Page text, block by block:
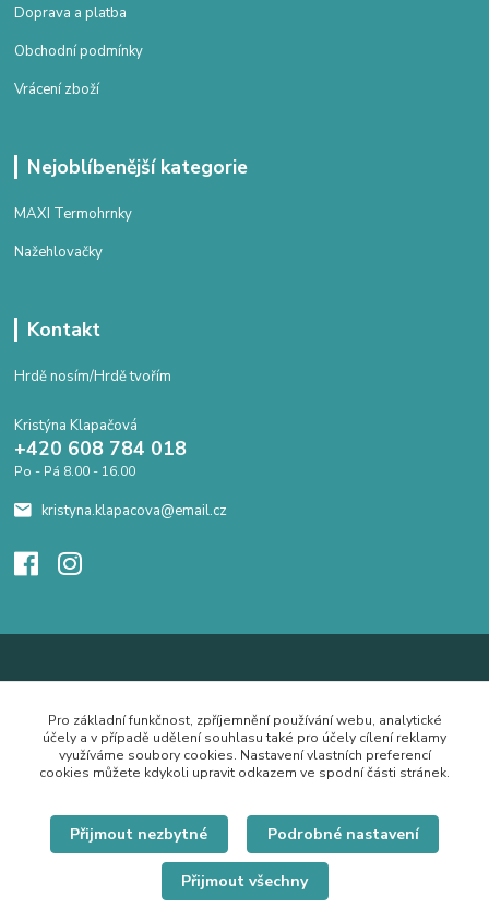
Doprava a platba
Obchodní podmínky
Vrácení zboží
Nejoblíbenější kategorie
MAXI Termohrnky
Nažehlovačky
Kontakt
Hrdě nosím/Hrdě tvořím
Kristýna Klapačová
+420 608 784 018
Po - Pá 8.00 - 16.00
kristyna.klapacova@email.cz
Pro základní funkčnost, zpříjemnění používání webu, analytické
účely a v případě udělení souhlasu také pro účely cílení reklamy
využíváme soubory cookies. Nastavení vlastních preferencí
cookies můžete kdykoli upravit odkazem ve spodní části stránek.
Přijmout nezbytné Podrobné nastavení
Přijmout všechny